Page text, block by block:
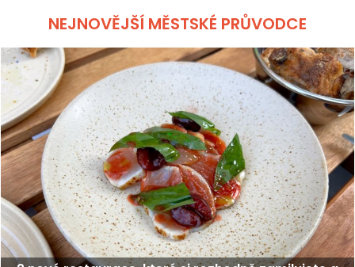
NEJNOVĚJŠÍ MĚSTSKÉ PRŮVODCE